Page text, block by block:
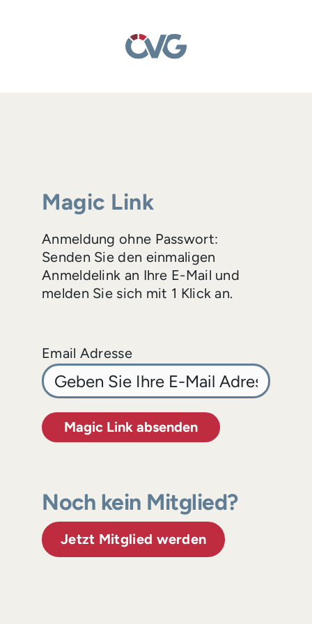
Magic Link
Anmeldung ohne Passwort:
Senden Sie den einmaligen
Anmeldelink an Ihre E-Mail und
melden Sie sich mit 1 Klick an.
Email Adresse
Magic Link absenden
Noch kein Mitglied?
Jetzt Mitglied werden